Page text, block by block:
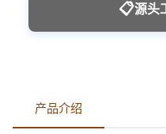
📋源头
产品介绍